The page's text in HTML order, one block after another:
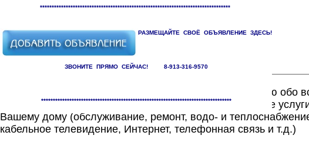
*********************************************************************************
РАЗМЕЩАЙТЕ СВОЁ ОБЪЯВЛЕНИЕ ЗДЕСЬ!
ЗВОНИТЕ ПРЯМО СЕЙЧАС! 8-913-316-9570
*********************************************************************************
Здесь Вы сможете найти исчерпывающую информацию обо
компаниях, предоставляющих жилищно-коммунальные
Вашему дому (обслуживание, ремонт, водо- и
кабельное телевидение, Интернет, телефонная связь и т.д.)